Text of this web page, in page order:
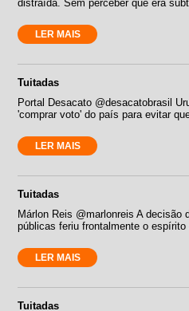
distraída. Sem perceber que era
LER MAIS
Tuitadas
Portal Desacato ‏@desacatobrasil Uruguai diz que Serra tentou
'comprar voto' do país para evitar
LER MAIS
Tuitadas
Márlon Reis ‏@marlonreis A decisão do STF sobre rejeição de contas
públicas feriu frontalmente o
LER MAIS
Tuitadas